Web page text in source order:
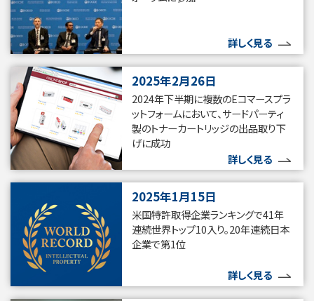
詳しく見る
2025年2月26日
2024年下半期に複数のEコマースプラ
ットフォームにおいて、サードパーティ
製のトナーカートリッジの出品取り下
げに成功
詳しく見る
2025年1月15日
米国特許取得企業ランキングで41年
連続世界トップ10入り。20年連続日本
企業で第1位
詳しく見る